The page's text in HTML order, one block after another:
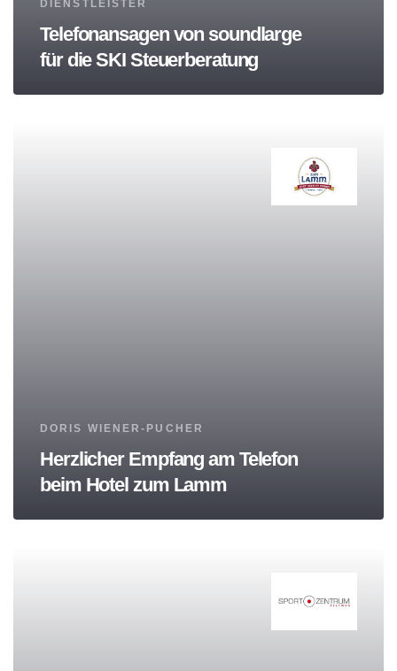
DIENSTLEISTER
Telefonansagen von soundlarge
für die SKI Steuerberatung
Tags
DORIS WIENER-PUCHER
Herzlicher Empfang am Telefon
beim Hotel zum Lamm